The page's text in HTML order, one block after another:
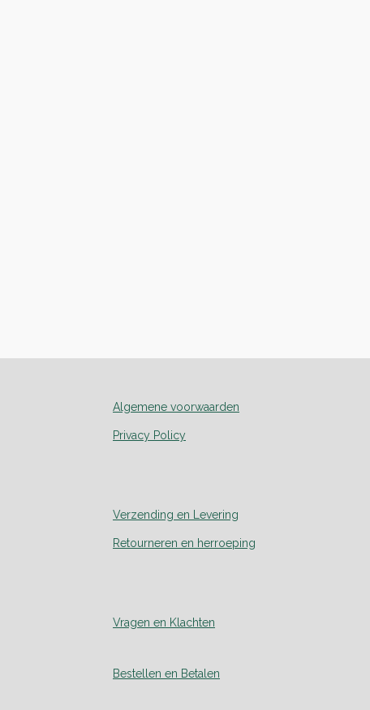
Algemene voorwaarden
Privacy Policy
Verzending en Levering
Retourneren en herroeping
Vragen en Klachten
Bestellen en Betalen